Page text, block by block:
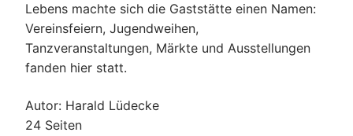
Lebens machte sich die Gaststätte einen Namen:
Vereinsfeiern, Jugendweihen,
Tanzveranstaltungen, Märkte und Ausstellungen
fanden hier statt.
Autor: Harald Lüdecke
24 Seiten